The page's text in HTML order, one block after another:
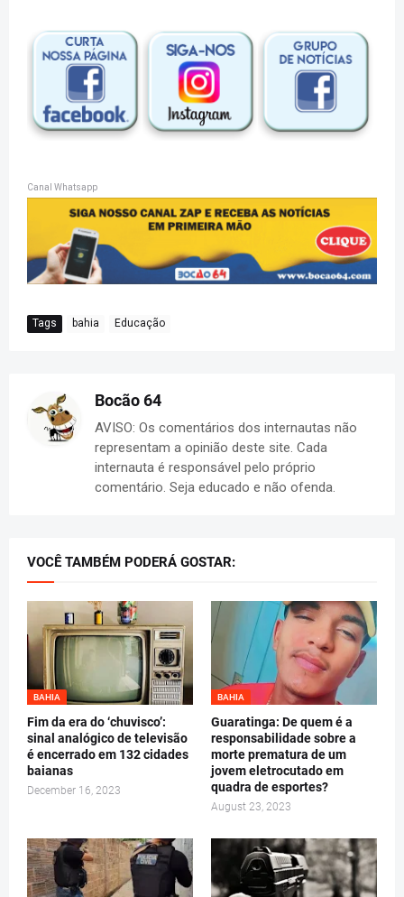
Canal Whatsapp
Tags bahia Educação
Bocão 64
AVISO: Os comentários dos internautas não
representam a opinião deste site. Cada
internauta é responsável pelo próprio
comentário. Seja educado e não ofenda.
VOCÊ TAMBÉM PODERÁ GOSTAR:
BAHIA
Fim da era do ‘chuvisco’:
sinal analógico de televisão
é encerrado em 132 cidades
baianas
December 16, 2023
BAHIA
Guaratinga: De quem é a
responsabilidade sobre a
morte prematura de um
jovem eletrocutado em
quadra de esportes?
August 23, 2023